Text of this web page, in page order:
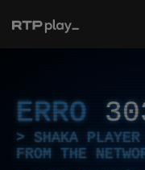
ERRO
SHAKA
FROM THE